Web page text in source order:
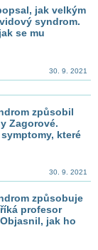
jak velkým
syndrom.
se mu
30. 9. 2021
způsobil
Zagorové.
které
30. 9. 2021
způsobuje
profesor
jak ho